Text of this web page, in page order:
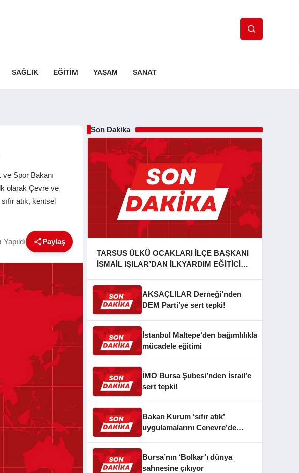
SAĞLIK EĞITIM YAŞAM SANAT
Spor Bakanı
olarak Çevre ve
atık, kentsel
Paylaş
Son Dakika
TARSUS ÜLKÜ OCAKLARI İLÇE BAŞKANI
İSMAİL IŞILAR’DAN İLKYARDIM EĞİTİCİ
AKSAÇLILAR Derneği’nden
DEM Parti’ye sert tepki!
İstanbul Maltepe’den bağımlılıkla
mücadele eğitimi
İMO Bursa Şubesi’nden İsrail’e
sert tepki!
Bakan Kurum ‘sıfır atık’
uygulamalarını Cenevre’de
Bursa’nın ‘Bolkar’ı dünya
sahnesine çıkıyor